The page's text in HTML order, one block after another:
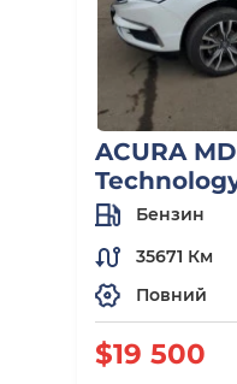
ACURA
Бензин
35671 Км
Повний
$19 500